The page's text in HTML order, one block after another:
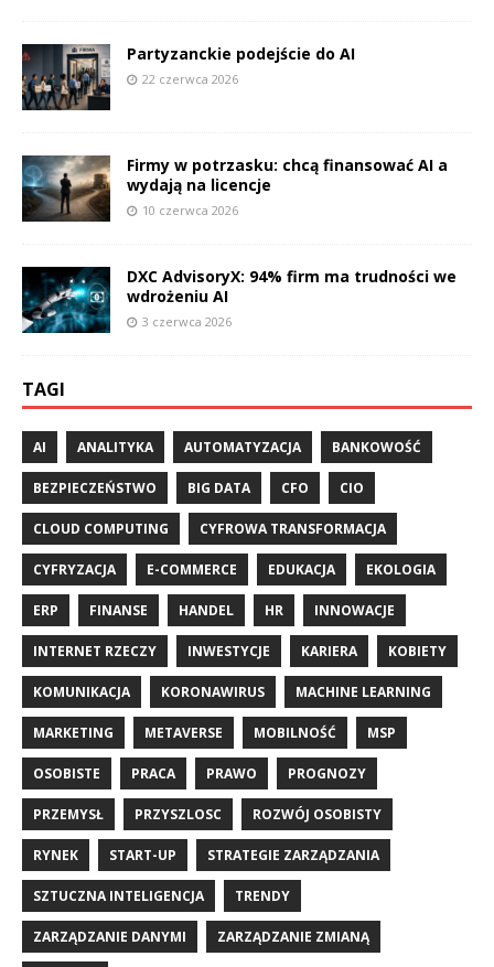
Partyzanckie podejście do AI
22 czerwca 2026
Firmy w potrzasku: chcą finansować AI a
wydają na licencje
10 czerwca 2026
DXC AdvisoryX: 94% firm ma trudności we
wdrożeniu AI
3 czerwca 2026
TAGI
AI ANALITYKA AUTOMATYZACJA BANKOWOŚĆ
BEZPIECZEŃSTWO BIG DATA CFO CIO
CLOUD COMPUTING CYFROWA TRANSFORMACJA
CYFRYZACJA E-COMMERCE EDUKACJA EKOLOGIA
ERP FINANSE HANDEL HR INNOWACJE
INTERNET RZECZY INWESTYCJE KARIERA KOBIETY
KOMUNIKACJA KORONAWIRUS MACHINE LEARNING
MARKETING METAVERSE MOBILNOŚĆ MSP
OSOBISTE PRACA PRAWO PROGNOZY
PRZEMYSŁ PRZYSZLOSC ROZWÓJ OSOBISTY
RYNEK START-UP STRATEGIE ZARZĄDZANIA
SZTUCZNA INTELIGENCJA TRENDY
ZARZĄDZANIE DANYMI ZARZĄDZANIE ZMIANĄ